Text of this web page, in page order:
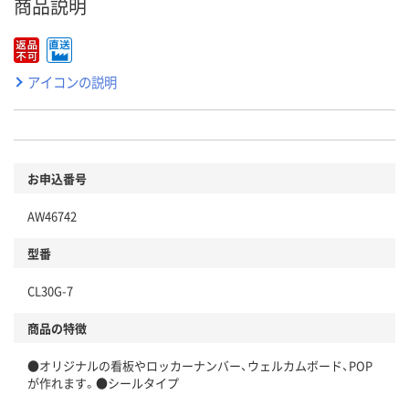
商品説明
アイコンの説明
お申込番号
AW46742
型番
CL30G-7
商品の特徴
●オリジナルの看板やロッカーナンバー、ウェルカムボード、POP
が作れます。●シールタイプ